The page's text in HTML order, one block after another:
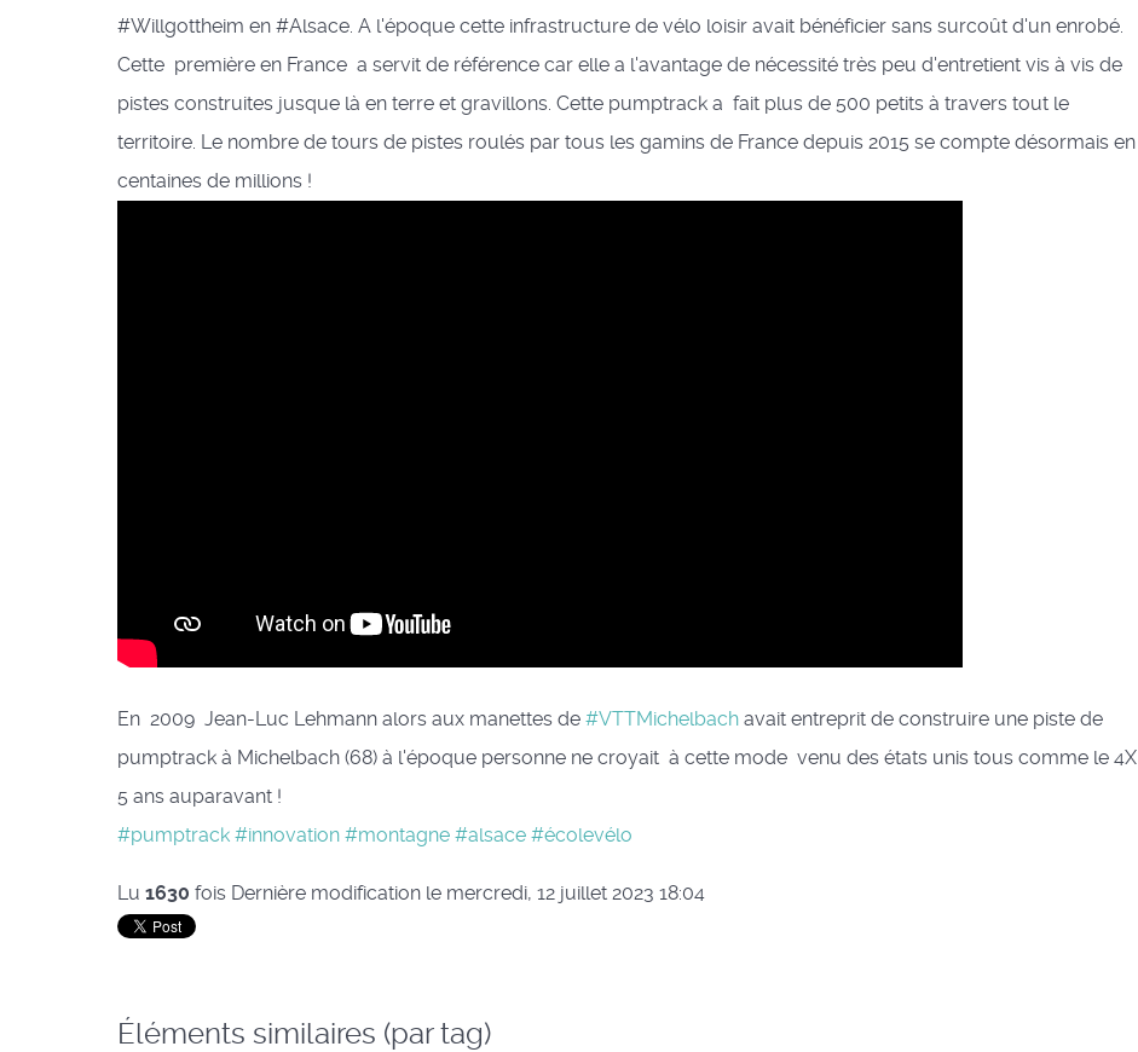
#Willgottheim en #Alsace. A l'époque cette infrastructure de vélo loisir avait bénéficier sans surcoût d'un enrobé.
Cette première en France a servit de référence car elle a l'avantage de nécessité très peu d'entretient vis à vis de
pistes construites jusque là en terre et gravillons. Cette pumptrack a fait plus de 500 petits à travers tout le
territoire. Le nombre de tours de pistes roulés par tous les gamins de France depuis 2015 se compte désormais en
centaines de millions !
En 2009 Jean-Luc Lehmann alors aux manettes de #VTTMichelbach avait entreprit de construire une piste de
pumptrack à Michelbach (68) à l'époque personne ne croyait à cette mode venu des états unis tous comme le 4X
5 ans auparavant !
#pumptrack #innovation #montagne #alsace #écolevélo
Lu 1630 fois Dernière modification le mercredi, 12 juillet 2023 18:04
Éléments similaires (par tag)